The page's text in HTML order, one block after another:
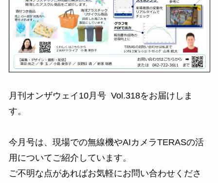
月刊オンザウェイ10月号 Vol.318をお届けしま
す。
今月号は、現場での無線機やAIカメラTERASの活
用についてご紹介しています。
ご不明な点があればお気軽にお問い合わせくださ